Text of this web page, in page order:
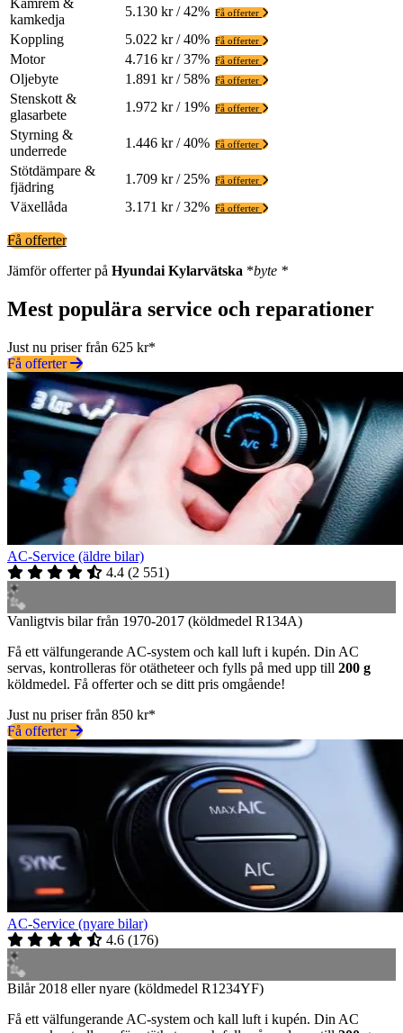
kamkedja
5.130 kr / 42% Få offerter
Koppling 5.022 kr / 40% Få offerter
Motor 4.716 kr / 37% Få offerter
Oljebyte 1.891 kr / 58% Få offerter
Stenskott &
glasarbete
1.972 kr / 19% Få offerter
Styrning &
underrede
1.446 kr / 40% Få offerter
Stötdämpare &
fjädring
1.709 kr / 25% Få offerter
Växellåda 3.171 kr / 32% Få offerter
Få offerter
Jämför offerter på Hyundai Kylarvätska *byte *
Mest populära service och reparationer
Just nu priser från 625 kr*
Få offerter
AC-Service (äldre bilar)
4.4 (2 551)
Vanligtvis bilar från 1970-2017 (köldmedel R134A)
Få ett välfungerande AC-system och kall luft i kupén. Din AC
servas, kontrolleras för otätheteer och fylls på med upp till 200 g
köldmedel. Få offerter och se ditt pris omgående!
Just nu priser från 850 kr*
Få offerter
AC-Service (nyare bilar)
4.6 (176)
Bilår 2018 eller nyare (köldmedel R1234YF)
Få ett välfungerande AC-system och kall luft i kupén. Din AC